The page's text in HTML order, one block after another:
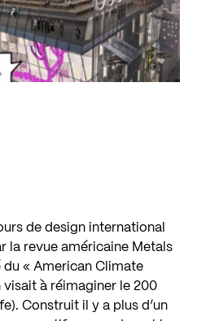
de design international
la revue américaine Metals
« American Climate
à réimaginer le 200
Construit il y a plus d’un